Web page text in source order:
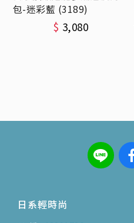
包-迷彩藍 (3189)
$ 3,080
日系輕時尚